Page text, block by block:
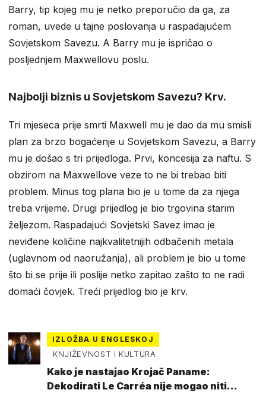
Barry, tip kojeg mu je netko preporučio da ga, za
roman, uvede u tajne poslovanja u raspadajućem
Sovjetskom Savezu. A Barry mu je ispričao o
posljednjem Maxwellovu poslu.
Najbolji biznis u Sovjetskom Savezu? Krv.
Tri mjeseca prije smrti Maxwell mu je dao da mu smisli
plan za brzo bogaćenje u Sovjetskom Savezu, a Barry
mu je došao s tri prijedloga. Prvi, koncesija za naftu. S
obzirom na Maxwellove veze to ne bi trebao biti
problem. Minus tog plana bio je u tome da za njega
treba vrijeme. Drugi prijedlog je bio trgovina starim
željezom. Raspadajući Sovjetski Savez imao je
neviđene količine najkvalitetnijih odbačenih metala
(uglavnom od naoružanja), ali problem je bio u tome
što bi se prije ili poslije netko zapitao zašto to ne radi
domaći čovjek. Treći prijedlog bio je krv.
IZLOŽBA U ENGLESKOJ
KNJIŽEVNOST I KULTURA
Kako je nastajao Krojač Paname:
Dekodirati Le Carréa nije mogao niti